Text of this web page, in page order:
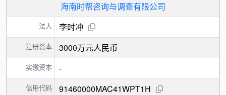
海南时帮咨询与调查有限公司
法人 李时冲
注册资本 3000万元人民币
实缴资本 -
信用代码 91460000MAC41WPT1H